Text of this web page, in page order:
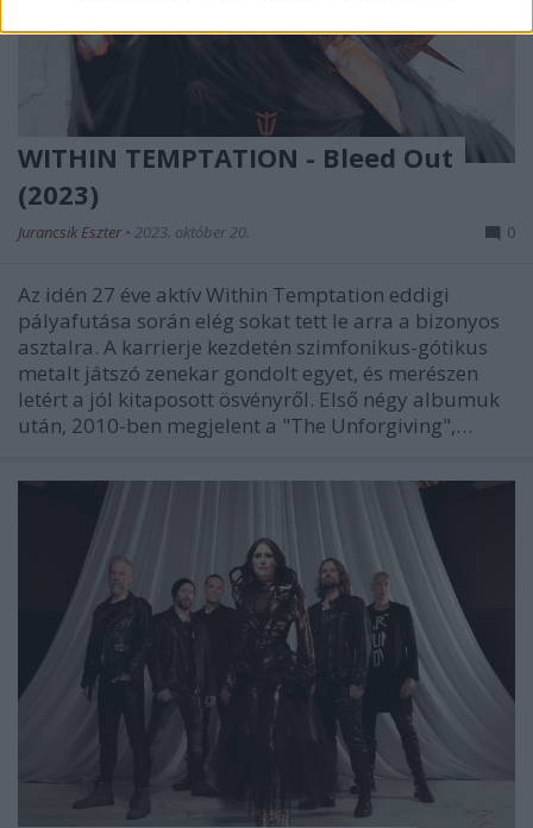
WITHIN TEMPTATION - Bleed Out
(2023)
Jurancsik Eszter • 2023. október 20. 0
Az idén 27 éve aktív Within Temptation eddigi
pályafutása során elég sokat tett le arra a bizonyos
asztalra. A karrierje kezdetén szimfonikus-gótikus
metalt játszó zenekar gondolt egyet, és merészen
letért a jól kitaposott ösvényről. Első négy albumuk
után, 2010-ben megjelent a "The Unforgiving",…